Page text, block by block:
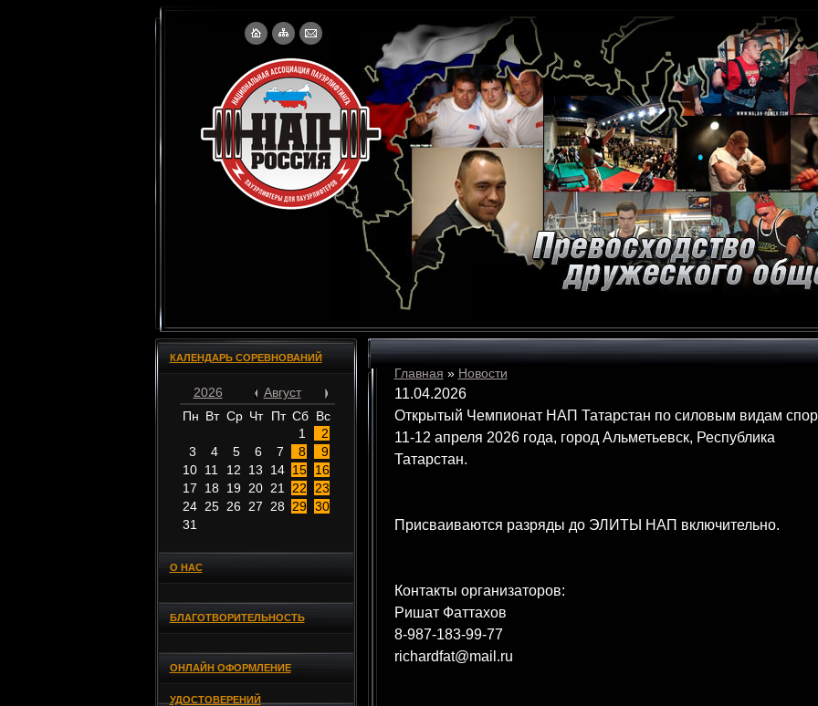
КАЛЕНДАРЬ СОРЕВНОВАНИЙ
2026
Август
Пн Вт Ср Чт Пт Сб Вс
1
2
3
4 5 6 7 8
9
10 11 12 13 14 15
16
17
18 19 20 21 22
23
24 25 26 27 28 29 30
31
О НАС
БЛАГОТВОРИТЕЛЬНОСТЬ
ОНЛАЙН ОФОРМЛЕНИЕ
УДОСТОВЕРЕНИЙ
Главная » Новости
11.04.2026
Открытый Чемпионат НАП Татарстан по силовым видам
11-12 апреля 2026 года, город Альметьевск, Республика
Татарстан.
Присваиваются разряды до ЭЛИТЫ НАП включительно.
Контакты организаторов:
Ришат Фаттахов
8-987-183-99-77
richardfat@mail.ru